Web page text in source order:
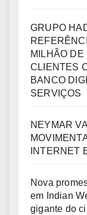
GRUPO
MILHÃO
CLIENTES
BANCO
SERVIÇOS
NEYMAR
INTERNET
Nova
em Indian
gigante do